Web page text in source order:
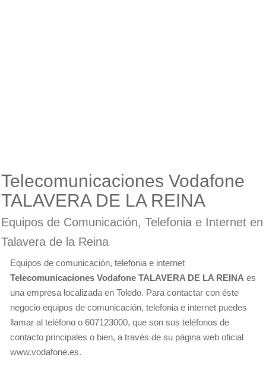
Telecomunicaciones Vodafone
TALAVERA DE LA REINA
Equipos de Comunicación, Telefonia e Internet en
Talavera de la Reina
Equipos de comunicación, telefonia e internet
Telecomunicaciones Vodafone TALAVERA DE LA REINA es
una empresa localizada en Toledo. Para contactar con éste
negocio equipos de comunicación, telefonia e internet puedes
llamar al teléfono o 607123000, que son sus teléfonos de
contacto principales o bien, a través de su página web oficial
www.vodafone.es.